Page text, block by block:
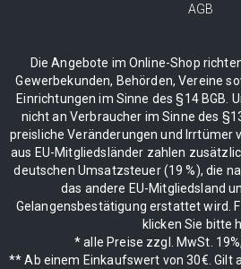
AGB
Die Angebote im Online-Shop
Gewerbekunden, Behörden, Vereine
Einrichtungen im Sinne des §14 BGB.
nicht an Verbraucher im Sinne des
preisliche Veränderungen und Irrtümer
aus EU-Mitgliedsländer zahlen
deutschen Umsatzsteuer (19 %), die
das andere EU-Mitgliedsland
Gelangensbestätigung erstattet wird.
klicken Sie bitte
* alle Preise zzgl. MwSt.
** Ab einem Einkaufswert von 30€. Gilt